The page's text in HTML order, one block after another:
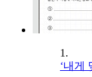
1.
‘내게